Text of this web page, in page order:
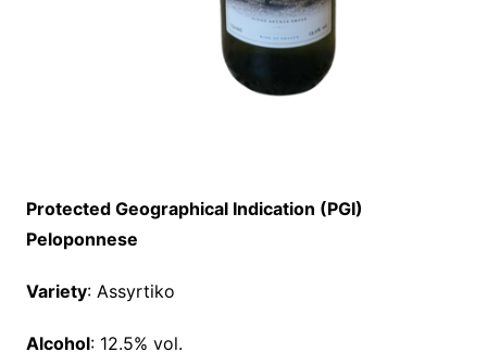
Protected Geographical Indication (PGI)
Peloponnese
Variety: Assyrtiko
Alcohol: 12.5% vol.